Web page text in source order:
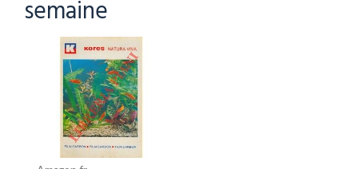
semaine